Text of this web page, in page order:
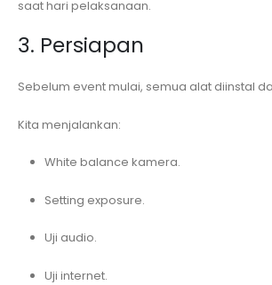
saat hari pelaksanaan.
3. Persiapan
Sebelum event mulai, semua alat diinstal
Kita menjalankan:
White balance kamera.
Setting exposure.
Uji audio.
Uji internet.